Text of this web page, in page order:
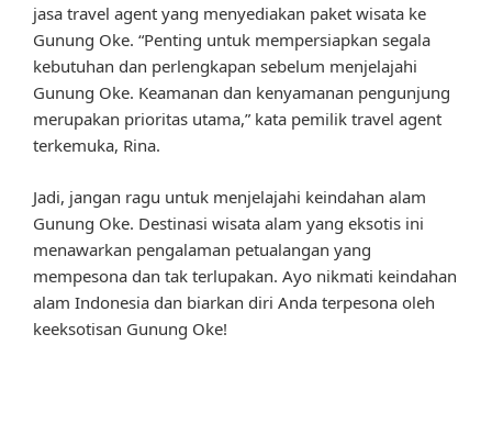
jasa travel agent yang menyediakan paket wisata ke
Gunung Oke. “Penting untuk mempersiapkan segala
kebutuhan dan perlengkapan sebelum menjelajahi
Gunung Oke. Keamanan dan kenyamanan pengunjung
merupakan prioritas utama,” kata pemilik travel agent
terkemuka, Rina.
Jadi, jangan ragu untuk menjelajahi keindahan alam
Gunung Oke. Destinasi wisata alam yang eksotis ini
menawarkan pengalaman petualangan yang
mempesona dan tak terlupakan. Ayo nikmati keindahan
alam Indonesia dan biarkan diri Anda terpesona oleh
keeksotisan Gunung Oke!